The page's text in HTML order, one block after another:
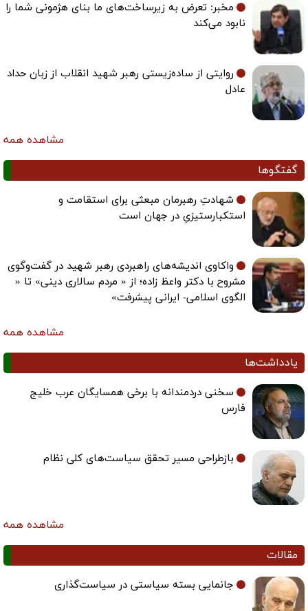
مخبر: تعرض به زیرساخت‌های ما بنای هژمونی شما را
نابود می‌کند
روایتی از ساده‌زیستی رهبر شهید انقلاب از زبان حداد
عادل
مشاهده همه
گفتگوها
شهادتِ رهبرمان مبعثی برای استقامت و
استکبارستیزیِ در جهان است
واکاوی اندیشه‌های راهبردی رهبر شهید در گفت‌وگوی
مشروح با دکتر واعظ زاده؛ از « مردم سالاری دینی» تا «
الگوی اسلامی- ایرانی پیشرفت»
مشاهده همه
یادداشت‌ها
سخنی دردمندانه با برخی همسایگان عرب خلیج
فارس
بازطراحی مسیر تحقق سیاست‌های کلی نظام
مشاهده همه
مقالات
جانمایی بسته سیاستی در سیاست‌گذاری